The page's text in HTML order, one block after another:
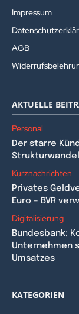
Impressum
AGB
AKTUELLE
Personal
Der starre
Strukturwandel
Kurznachrichten
Privates
Euro – BVR
Digitalisierung
Bundesbank:
Unternehmen
Umsatzes
KATEGORIEN